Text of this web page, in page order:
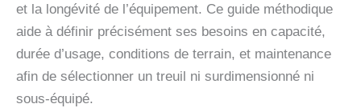
et la longévité de l’équipement. Ce guide méthodique
aide à définir précisément ses besoins en capacité,
durée d’usage, conditions de terrain, et maintenance
afin de sélectionner un treuil ni surdimensionné ni
sous-équipé.